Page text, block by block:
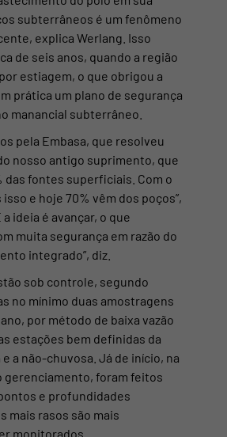
subterrâneos é um fenômeno
explica Werlang. Isso
de seis anos, quando a região
estiagem, o que obrigou a
prática um plano de segurança
manancial subterrâneo.
pela Embasa, que resolveu
nosso antigo suprimento, que
das fontes superficiais. Com o
e hoje 70% vêm dos poços”,
a ideia é avançar, o que
muita segurança em razão do
integrado”, diz.
sob controle, segundo
no mínimo duas amostragens
por método de baixa vazão
estações bem definidas da
a não-chuvosa. Já de início, na
gerenciamento, foram feitos
e profundidades
mais rasos são mais
monitorados.